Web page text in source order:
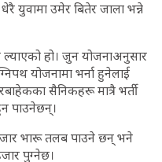
युवामा उमेर बितेर जाला भन्ने
ल्याएको हो। जुन योजनाअनुसार
योजनामा भर्ना हुनेलाई
सैनिकहरू मात्रै भर्ती
पाउनेछन्।
भारू तलब पाउने छन् भने
पुग्नेछ।